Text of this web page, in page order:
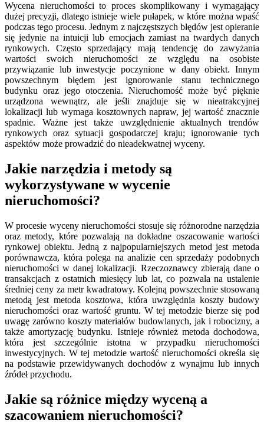
Wycena nieruchomości to proces skomplikowany i wymagający
dużej precyzji, dlatego istnieje wiele pułapek, w które można wpaść
podczas tego procesu. Jednym z najczęstszych błędów jest opieranie
się jedynie na intuicji lub emocjach zamiast na twardych danych
rynkowych. Często sprzedający mają tendencję do zawyżania
wartości swoich nieruchomości ze względu na osobiste
przywiązanie lub inwestycje poczynione w dany obiekt. Innym
powszechnym błędem jest ignorowanie stanu technicznego
budynku oraz jego otoczenia. Nieruchomość może być pięknie
urządzona wewnątrz, ale jeśli znajduje się w nieatrakcyjnej
lokalizacji lub wymaga kosztownych napraw, jej wartość znacznie
spadnie. Ważne jest także uwzględnienie aktualnych trendów
rynkowych oraz sytuacji gospodarczej kraju; ignorowanie tych
aspektów może prowadzić do nieadekwatnej wyceny.
Jakie narzędzia i metody są
wykorzystywane w wycenie
nieruchomości?
W procesie wyceny nieruchomości stosuje się różnorodne narzędzia
oraz metody, które pozwalają na dokładne oszacowanie wartości
rynkowej obiektu. Jedną z najpopularniejszych metod jest metoda
porównawcza, która polega na analizie cen sprzedaży podobnych
nieruchomości w danej lokalizacji. Rzeczoznawcy zbierają dane o
transakcjach z ostatnich miesięcy lub lat, co pozwala na ustalenie
średniej ceny za metr kwadratowy. Kolejną powszechnie stosowaną
metodą jest metoda kosztowa, która uwzględnia koszty budowy
nieruchomości oraz wartość gruntu. W tej metodzie bierze się pod
uwagę zarówno koszty materiałów budowlanych, jak i robocizny, a
także amortyzację budynku. Istnieje również metoda dochodowa,
która jest szczególnie istotna w przypadku nieruchomości
inwestycyjnych. W tej metodzie wartość nieruchomości określa się
na podstawie przewidywanych dochodów z wynajmu lub innych
źródeł przychodu.
Jakie są różnice między wyceną a
szacowaniem nieruchomości?